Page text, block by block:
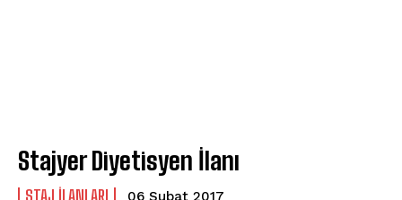
Stajyer Diyetisyen İlanı
STAJ ILANLARI 06 Şubat 2017